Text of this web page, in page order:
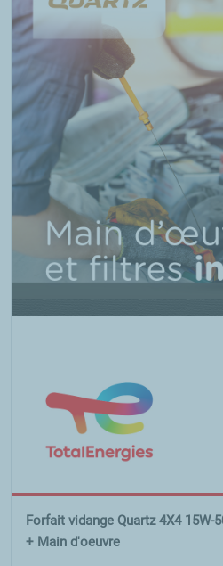
Forfait vidange Quartz 4X4
+ Main d'oeuvre